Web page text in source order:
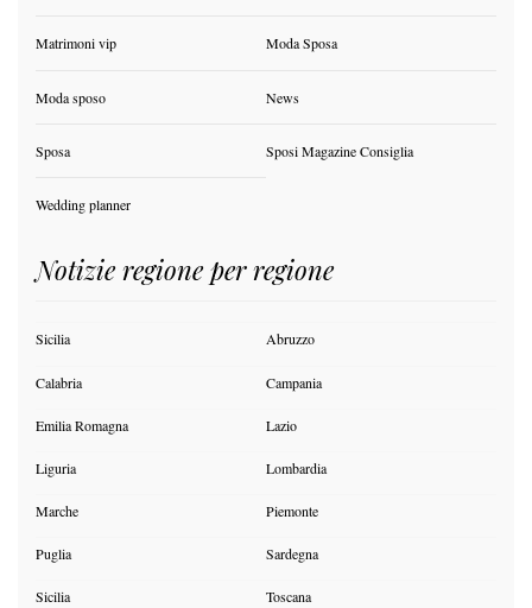
Matrimoni vip Moda Sposa
Moda sposo News
Sposa Sposi Magazine Consiglia
Wedding planner
Notizie regione per regione
Sicilia Abruzzo
Calabria Campania
Emilia Romagna Lazio
Liguria Lombardia
Marche Piemonte
Puglia Sardegna
Sicilia Toscana